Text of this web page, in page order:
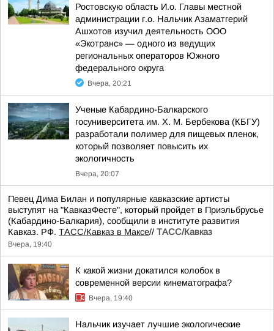
Ростовскую область И.о. Главы местной
администрации г.о. Нальчик Азаматгерий
Ашхотов изучил деятельность ООО
«Экотранс» — одного из ведущих
региональных операторов Южного
федерального округа
Вчера, 20:21
Ученые Кабардино-Балкарского
госуниверситета им. Х. М. Бербекова (КБГУ)
разработали полимер для пищевых пленок,
который позволяет повысить их
экологичность
Вчера, 20:07
Певец Дима Билан и популярные кавказские артисты
выступят на "КавказФесте", который пройдет в Приэльбрусье
(Кабардино-Балкария), сообщили в институте развития
Кавказ. РФ. ТАСС/Кавказ в Максе// ТАСС/Кавказ
Вчера, 19:40
К какой жизни докатился колобок в
современной версии кинематографа?
Вчера, 19:40
Нальчик изучает лучшие экологические